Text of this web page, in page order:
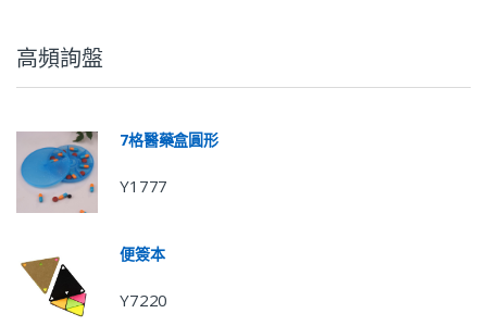
高頻詢盤
7格醫藥盒圓形
Y1777
便簽本
Y7220